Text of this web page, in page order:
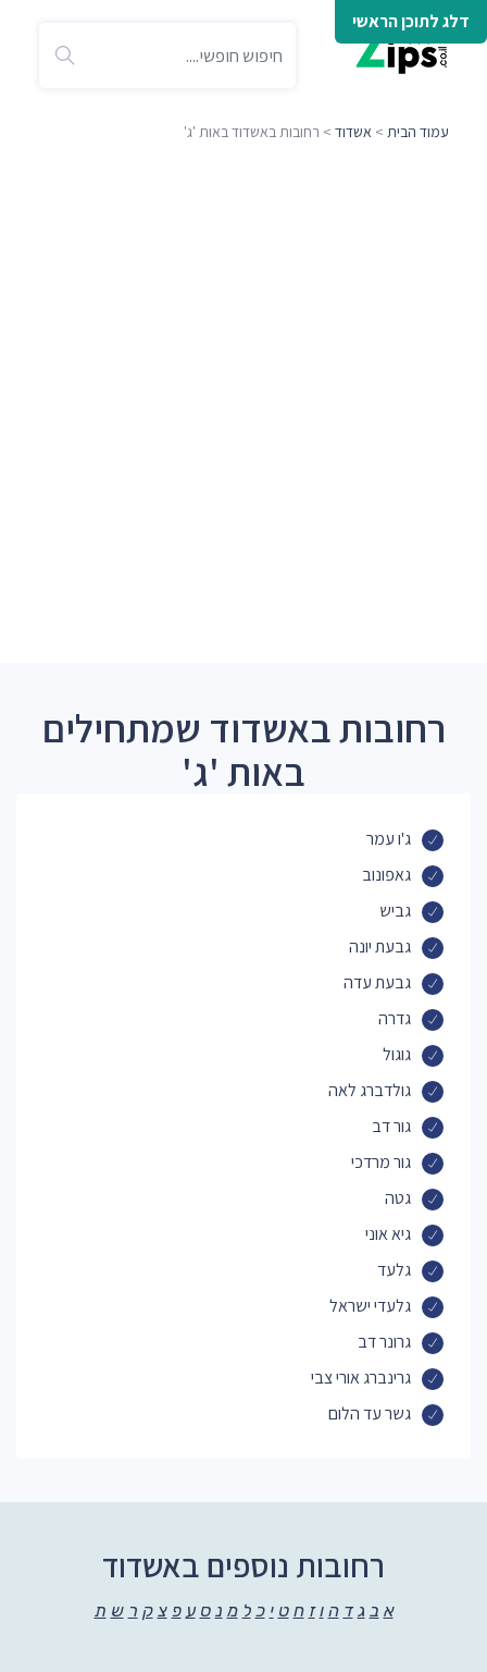
דלג לתוכן הראשי
עמוד הבית > אשדוד > רחובות באשדוד באות 'ג'
רחובות באשדוד שמתחילים
באות 'ג'
ג'ו עמר
גאפונוב
גביש
גבעת יונה
גבעת עדה
גדרה
גוגול
גולדברג לאה
גור דב
גור מרדכי
גטה
גיא אוני
גלעד
גלעדי ישראל
גרונר דב
גרינברג אורי צבי
גשר עד הלום
רחובות נוספים באשדוד
א ב ג ד ה ו ז ח ט י כ ל מ נ ס ע פ צ ק ר ש ת